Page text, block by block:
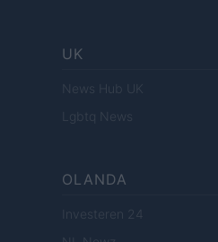
UK
News Hub UK
Lgbtq News
OLANDA
Investeren 24